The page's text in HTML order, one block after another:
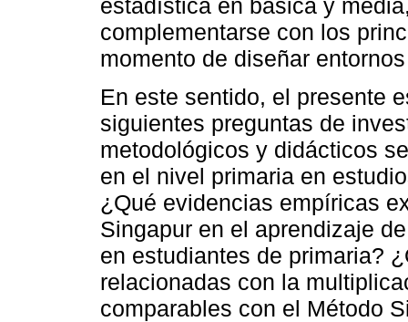
estadística en básica y
complementarse con los
momento de diseñar
En este sentido, el presente
siguientes preguntas de
metodológicos y didácticos
en el nivel primaria en
¿Qué evidencias empíricas
Singapur en el aprendizaje
en estudiantes de primaria?
relacionadas con la
comparables con el Método